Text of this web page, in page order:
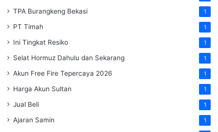
TPA Burangkeng Bekasi 1
PT Timah 1
Ini Tingkat Resiko 1
Selat Hormuz Dahulu dan Sekarang 1
Akun Free Fire Tepercaya 2026 1
Harga Akun Sultan 1
Jual Beli 1
Ajaran Samin 1